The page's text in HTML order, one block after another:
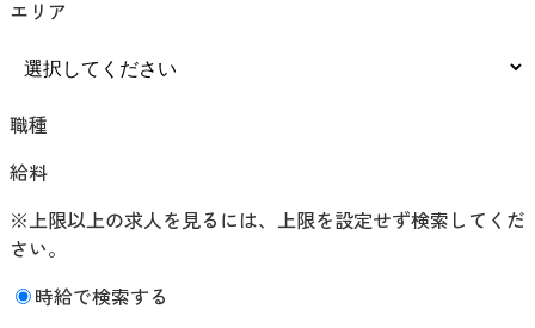
エリア
職種
給料
※上限以上の求人を見るには、上限を設定せず検索してくだ
さい。
時給で検索する